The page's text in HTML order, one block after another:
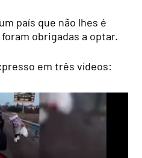
país que não lhes é
obrigadas a optar.
em três vídeos: